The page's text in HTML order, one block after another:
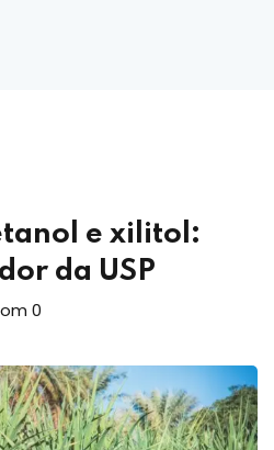
e xilitol:
da USP
0